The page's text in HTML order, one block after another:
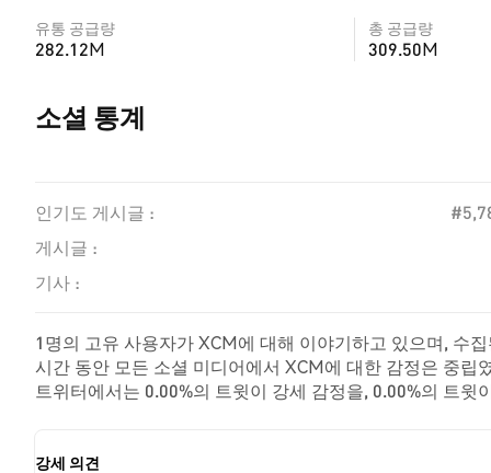
유통 공급량
282.12M
총 공급량
309.50M
소셜 통계
인기도 게시글 :
게시글 :
기사 :
1명의 고유 사용자가 XCM에 대해 이야기하고 있으며, 수
시간 동안 모든 소셜 미디어에서 XCM에 대한 감정은 중
트위터에서는 0.00%의 트윗이 강세 감정을, 0.00%의 트
강세 의견